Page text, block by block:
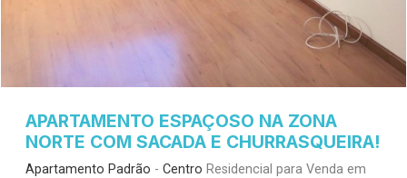
APARTAMENTO ESPAÇOSO NA ZONA
NORTE COM SACADA E CHURRASQUEIRA!
Apartamento Padrão - Centro Residencial para Venda em